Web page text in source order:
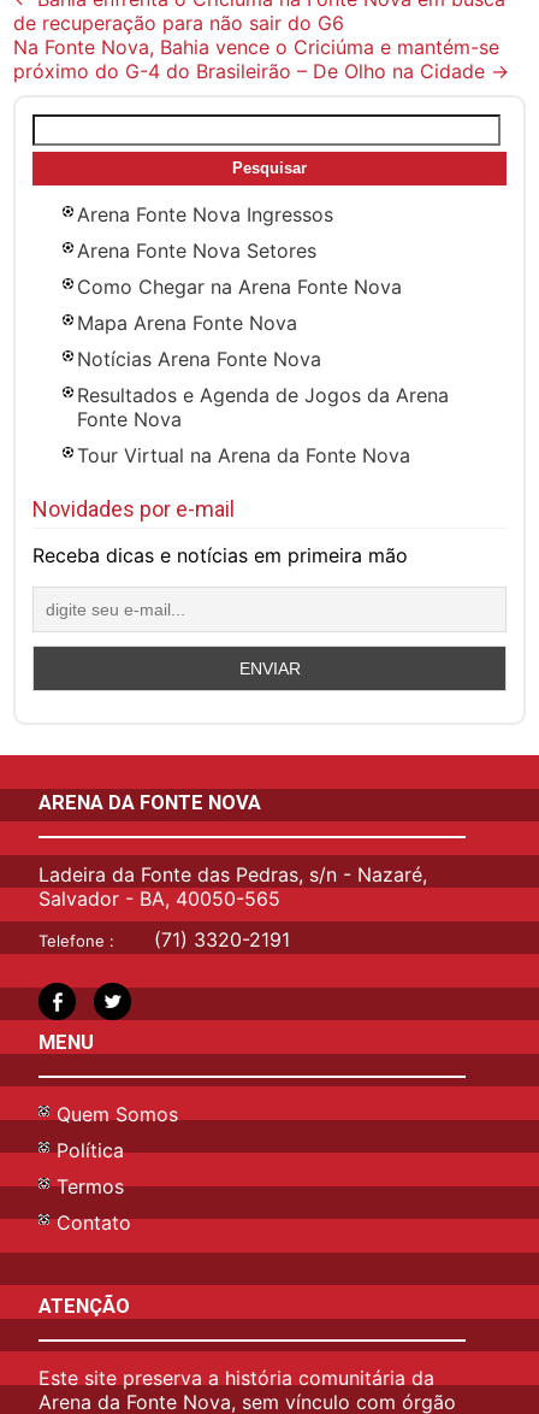
navigation
de recuperação para não sair do G6
Na Fonte Nova, Bahia vence o Criciúma e mantém-se
próximo do G-4 do Brasileirão – De Olho na Cidade →
por:
Arena Fonte Nova Ingressos
Arena Fonte Nova Setores
Como Chegar na Arena Fonte Nova
Mapa Arena Fonte Nova
Notícias Arena Fonte Nova
Resultados e Agenda de Jogos da Arena
Fonte Nova
Tour Virtual na Arena da Fonte Nova
Novidades por e-mail
Receba dicas e notícias em primeira mão
ARENA DA FONTE NOVA
Ladeira da Fonte das Pedras, s/n - Nazaré,
Salvador - BA, 40050-565
Telefone : (71) 3320-2191
MENU
Quem Somos
Política
Termos
Contato
ATENÇÃO
Este site preserva a história comunitária da
Arena da Fonte Nova, sem vínculo com órgão